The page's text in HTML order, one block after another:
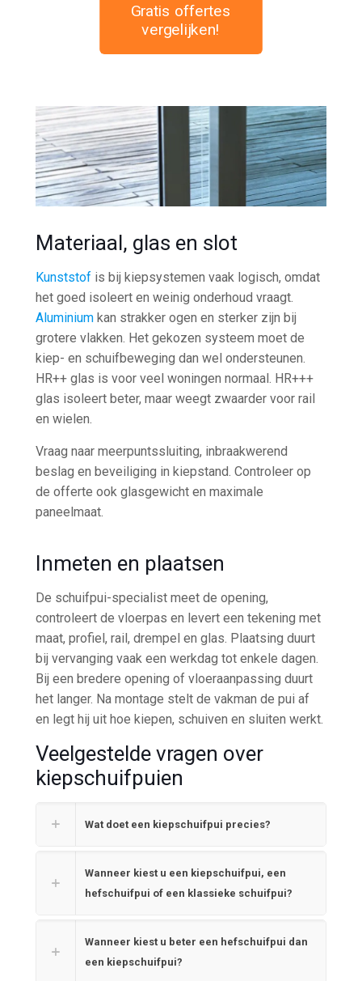
Gratis offertes
vergelijken!
Materiaal, glas en slot
Kunststof is bij kiepsystemen vaak logisch, omdat
het goed isoleert en weinig onderhoud vraagt.
Aluminium kan strakker ogen en sterker zijn bij
grotere vlakken. Het gekozen systeem moet de
kiep- en schuifbeweging dan wel ondersteunen.
HR++ glas is voor veel woningen normaal. HR+++
glas isoleert beter, maar weegt zwaarder voor rail
en wielen.
Vraag naar meerpuntssluiting, inbraakwerend
beslag en beveiliging in kiepstand. Controleer op
de offerte ook glasgewicht en maximale
paneelmaat.
Inmeten en plaatsen
De schuifpui-specialist meet de opening,
controleert de vloerpas en levert een tekening met
maat, profiel, rail, drempel en glas. Plaatsing duurt
bij vervanging vaak een werkdag tot enkele dagen.
Bij een bredere opening of vloeraanpassing duurt
het langer. Na montage stelt de vakman de pui af
en legt hij uit hoe kiepen, schuiven en sluiten werkt.
Veelgestelde vragen over
kiepschuifpuien
Wat doet een kiepschuifpui precies?
Wanneer kiest u een kiepschuifpui, een
hefschuifpui of een klassieke schuifpui?
Wanneer kiest u beter een hefschuifpui dan
een kiepschuifpui?